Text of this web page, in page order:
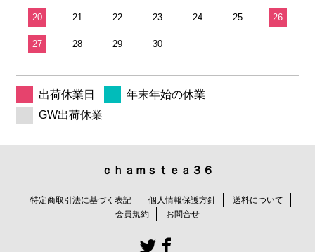
20 21 22 23 24 25 26
27 28 29 30
出荷休業日
年末年始の休業
GW出荷休業
ｃｈａｍｓｔｅａ３６
特定商取引法に基づく表記 個人情報保護方針
送料について
会員規約
お問合せ